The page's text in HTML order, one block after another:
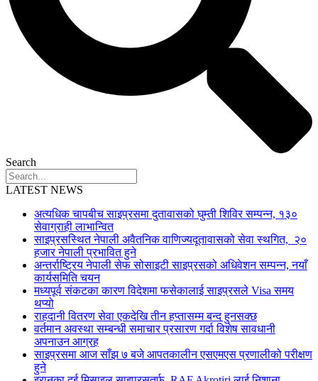
Search
LATEST NEWS
अत्यधिक चापबीच साइप्रसमा दुतावासको घुम्ती शिविर सम्पन्न, १३०
सेवाग्राही लाभान्वित
साइप्रसस्थित नेपाली अवैतनिक वाणिज्यदूतावासको सेवा स्थगित, २०
हजार नेपाली प्रभावित हुने
अन्तर्राष्ट्रिय नेपाली सेफ सोसाइटी साइप्रसको अधिवेशन सम्पन्न, नयाँ
कार्यसमिति चयन
मध्यपूर्व संकटका कारण विदेशमा फसेकालाई साइप्रसले Visa समय
थप्यो
राहदानी वितरण सेवा एकदेखि तीन हप्तासम्म बन्द हुनसक्छ
वर्तमान अवस्था सम्बन्धी समाचार प्रसारण गर्दा विशेष सावधानी
अपनाउन आग्रह
साइप्रसमा आज साँझ ७ बजे आपतकालीन एसएमएस प्रणालीको परीक्षण
हुने